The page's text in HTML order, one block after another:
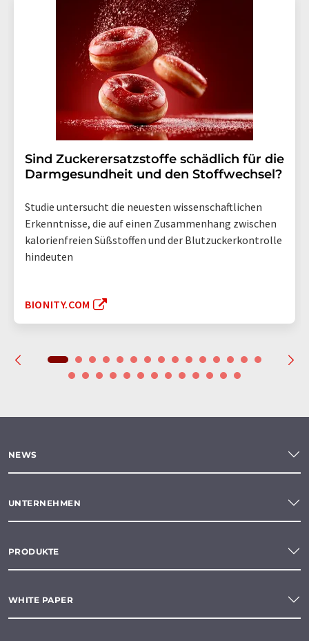
Sind Zuckerersatzstoffe schädlich für die
Darmgesundheit und den Stoffwechsel?
Studie untersucht die neuesten wissenschaftlichen
Erkenntnisse, die auf einen Zusammenhang zwischen
kalorienfreien Süßstoffen und der Blutzuckerkontrolle
hindeuten
BIONITY.COM
NEWS
UNTERNEHMEN
PRODUKTE
WHITE PAPER